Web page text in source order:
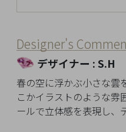
Designer's
デザイナー : S.H
春の空に浮かぶ小さな雲
こかイラストのような雰
ールで立体感を表現し、
ご
利
用
ガ
イ
ド